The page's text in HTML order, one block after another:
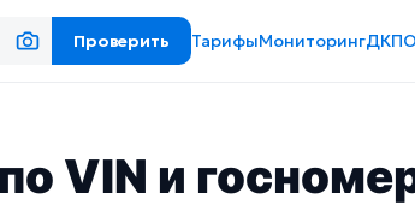
Проверить ТарифыМониторингДКП
VIN и